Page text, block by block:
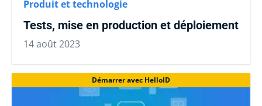
Produit et technologie
Tests, mise en production et déploiement
14 août 2023
Démarrer avec HelloID